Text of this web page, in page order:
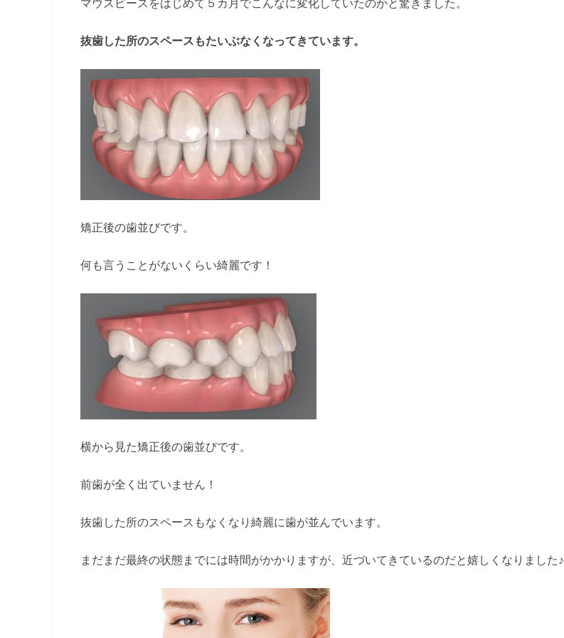
マウスピースをはじめて５カ月でこんなに変化していたのかと驚きました。
抜歯した所のスペースもたいぶなくなってきています。
矯正後の歯並びです。
何も言うことがないくらい綺麗です！
横から見た矯正後の歯並びです。
前歯が全く出ていません！
抜歯した所のスペースもなくなり綺麗に歯が並んでいます。
まだまだ最終の状態までには時間がかかりますが、近づいてきているのだと嬉しくなりました♪